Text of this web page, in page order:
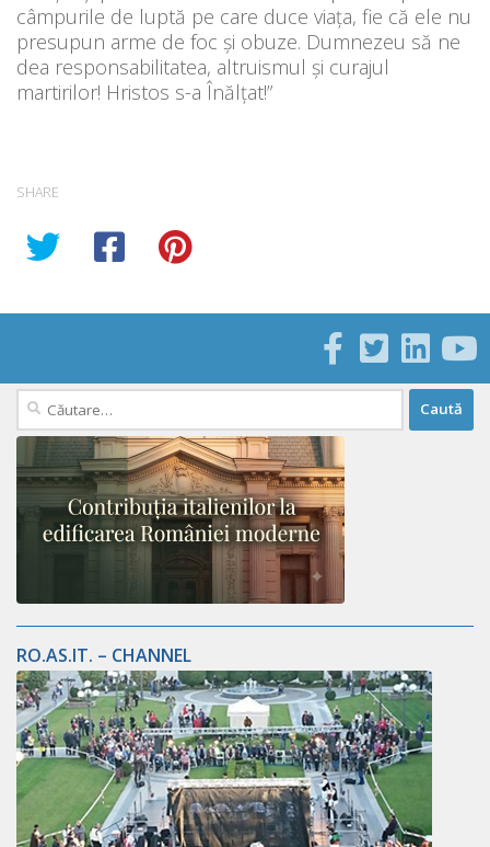
câmpurile de luptă pe care duce viața, fie că ele nu
presupun arme de foc și obuze. Dumnezeu să ne
dea responsabilitatea, altruismul şi curajul
martirilor! Hristos s-a Înălțat!”
SHARE
Caută
după:
RO.AS.IT. – CHANNEL